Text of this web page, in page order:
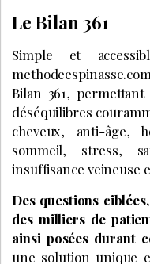
Le Bilan 361
Simple et
Bilan 361,
déséquilibres
cheveux, anti-âge,
sommeil, stress,
insuffisance veineuse
Des questions
des milliers de
ainsi posées durant
une solution unique